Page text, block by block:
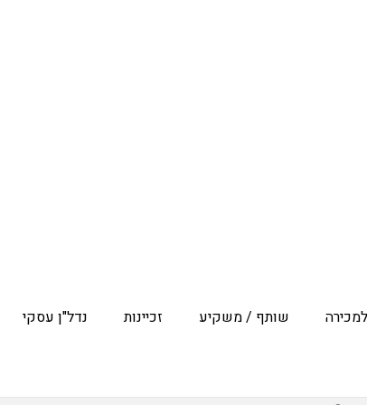
שותף / משקיע זכיינות נדל"ן עסקי